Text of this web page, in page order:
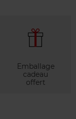
Emballage
cadeau
offert